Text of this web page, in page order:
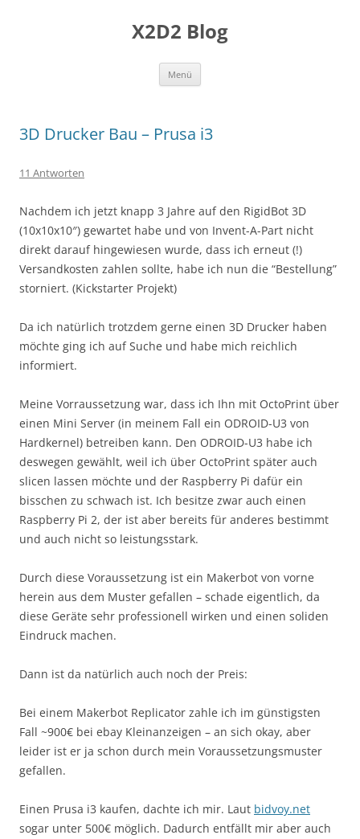
X2D2 Blog
Menü
3D Drucker Bau – Prusa i3
11 Antworten
Nachdem ich jetzt knapp 3 Jahre auf den RigidBot 3D
(10x10x10″) gewartet habe und von Invent-A-Part nicht
direkt darauf hingewiesen wurde, dass ich erneut (!)
Versandkosten zahlen sollte, habe ich nun die “Bestellung”
storniert. (Kickstarter Projekt)
Da ich natürlich trotzdem gerne einen 3D Drucker haben
möchte ging ich auf Suche und habe mich reichlich
informiert.
Meine Vorraussetzung war, dass ich Ihn mit OctoPrint über
einen Mini Server (in meinem Fall ein ODROID-U3 von
Hardkernel) betreiben kann. Den ODROID-U3 habe ich
deswegen gewählt, weil ich über OctoPrint später auch
slicen lassen möchte und der Raspberry Pi dafür ein
bisschen zu schwach ist. Ich besitze zwar auch einen
Raspberry Pi 2, der ist aber bereits für anderes bestimmt
und auch nicht so leistungsstark.
Durch diese Voraussetzung ist ein Makerbot von vorne
herein aus dem Muster gefallen – schade eigentlich, da
diese Geräte sehr professionell wirken und einen soliden
Eindruck machen.
Dann ist da natürlich auch noch der Preis:
Bei einem Makerbot Replicator zahle ich im günstigsten
Fall ~900€ bei ebay Kleinanzeigen – an sich okay, aber
leider ist er ja schon durch mein Voraussetzungsmuster
gefallen.
Einen Prusa i3 kaufen, dachte ich mir. Laut bidvoy.net
sogar unter 500€ möglich. Dadurch entfällt mir aber auch